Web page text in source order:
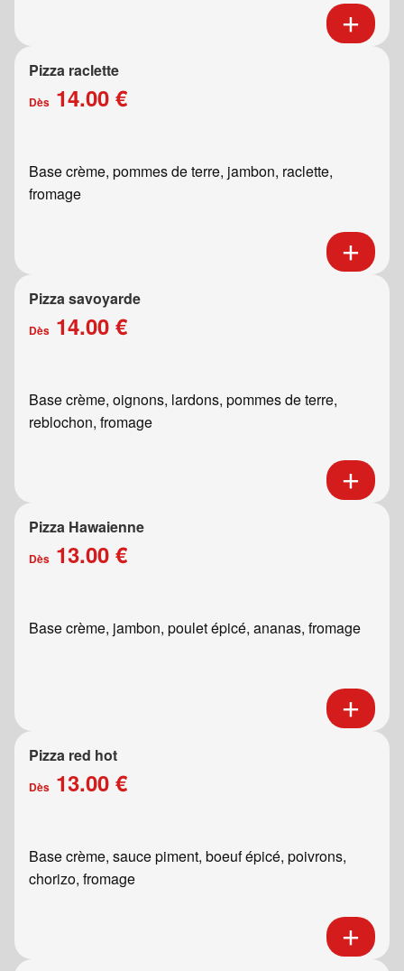
Pizza raclette
Dès 14.00 €
Base crème, pommes de terre, jambon, raclette,
fromage
Pizza savoyarde
Dès 14.00 €
Base crème, oignons, lardons, pommes de terre,
reblochon, fromage
Pizza Hawaienne
Dès 13.00 €
Base crème, jambon, poulet épicé, ananas, fromage
Pizza red hot
Dès 13.00 €
Base crème, sauce piment, boeuf épicé, poivrons,
chorizo, fromage